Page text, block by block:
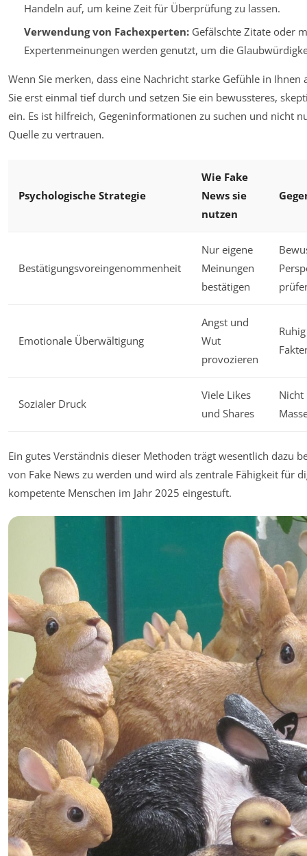
Handeln auf, um keine Zeit für Überprüfung zu lassen.
Verwendung von Fachexperten:Gefälschte Zitate oder
Expertenmeinungen werden genutzt, um die
Wenn Sie merken, dass eine Nachricht starke Gefühle in Ihnen
Sie erst einmal tief durch und setzen Sie ein bewussteres,
ein. Es ist hilfreich, Gegeninformationen zu suchen und nicht
Quelle zu vertrauen.
Psychologische Strategie
Wie Fake
News sie
nutzen
Bestätigungsvoreingenommenheit
Nur eigene
Meinungen
bestätigen
Emotionale Überwältigung
Angst und
Wut
provozieren
Sozialer Druck
Viele Likes
und Shares
Nicht
Ein gutes Verständnis dieser Methoden trägt wesentlich dazu
von Fake News zu werden und wird als zentrale Fähigkeit für
kompetente Menschen im Jahr 2025 eingestuft.